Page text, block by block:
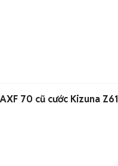
70 cũ cước Kizuna Z61